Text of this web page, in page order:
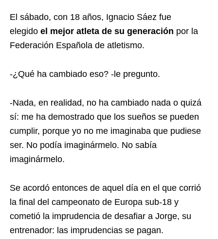
El sábado, con 18 años, Ignacio Sáez fue
elegido el mejor atleta de su generación por la
Federación Española de atletismo.
-¿Qué ha cambiado eso? -le pregunto.
-Nada, en realidad, no ha cambiado nada o quizá
sí: me ha demostrado que los sueños se pueden
cumplir, porque yo no me imaginaba que pudiese
ser. No podía imaginármelo. No sabía
imaginármelo.
Se acordó entonces de aquel día en el que corrió
la final del campeonato de Europa sub-18 y
cometió la imprudencia de desafiar a Jorge, su
entrenador: las imprudencias se pagan.